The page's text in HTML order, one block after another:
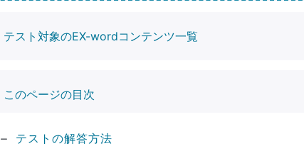
テスト対象のEX-wordコンテンツ一覧
このページの目次
テストの解答方法